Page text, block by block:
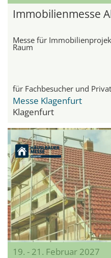
Immobilienmesse
Messe für
Raum
für Fachbesucher und
Messe Klagenfurt
Klagenfurt
19. - 21. Februar 2027